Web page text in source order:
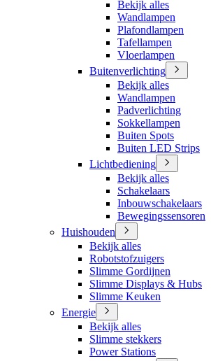
Bekijk alles
Wandlampen
Plafondlampen
Tafellampen
Vloerlampen
Buitenverlichting
Bekijk alles
Wandlampen
Padverlichting
Sokkellampen
Buiten Spots
Buiten LED Strips
Lichtbediening
Bekijk alles
Schakelaars
Inbouwschakelaars
Bewegingssensoren
Huishouden
Bekijk alles
Robotstofzuigers
Slimme Gordijnen
Slimme Displays & Hubs
Slimme Keuken
Energie
Bekijk alles
Slimme stekkers
Power Stations